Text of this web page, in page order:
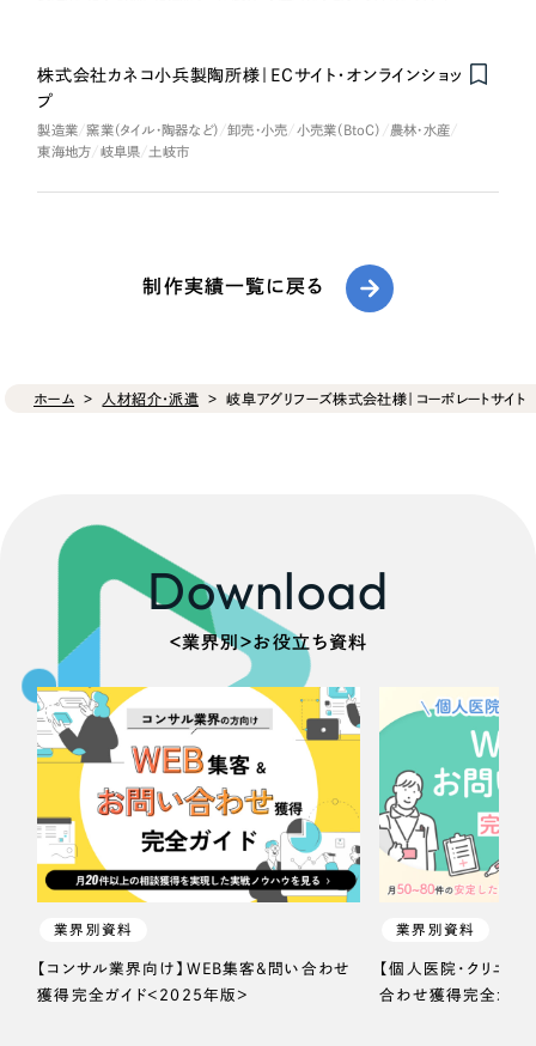
株式会社カネコ小兵製陶所様｜ECサイト・オンラインショッ
プ
製造業 窯業（タイル・陶器など） 卸売・小売 小売業（BtoC）
農林・水産
東海地方
岐阜県 土岐市
制作実績一覧に戻る
ホーム 人材紹介・派遣 岐阜アグリフーズ株式会社様｜コーポレートサイト
Download
＜業界別＞お役立ち資料
業界別資料
【コンサル業界向け】WEB集客＆問い合わせ
獲得完全ガイド＜2025年版＞
業界別資料
【個人医院・クリニッ
合わせ獲得完全ガイ